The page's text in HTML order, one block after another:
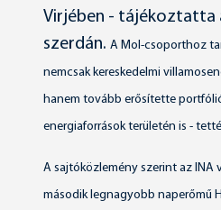
Virjében - tájékoztatta
szerdán. A Mol-csoporthoz
nemcsak kereskedelmi
hanem tovább erősítette
energiaforrások területén is -
A sajtóközlemény szerint az INA
második legnagyobb naperőmű